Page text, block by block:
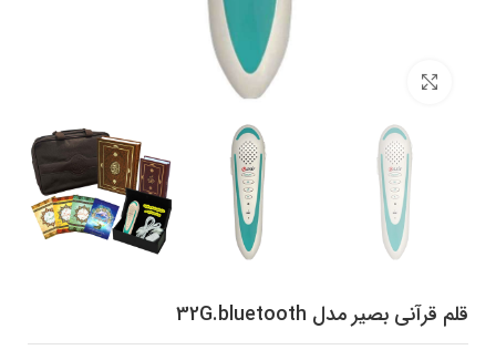
برای بزرگنمایی کلیک کنید
قلم قرآنی بصیر مدل 32G.bluetooth